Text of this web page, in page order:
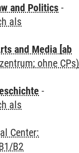
and Politics -
als
and Media [ab
ohne CPs)
-
als
Center:
B2